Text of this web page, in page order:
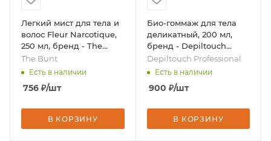
Легкий мист для тела и
волос Fleur Narcotique,
250 мл, бренд - The
Bunt
The Bunt
Есть в наличии
756 ₽/шт
В КОРЗИНУ
Био-гоммаж для тела
деликатный, 200 мл,
бренд - Depiltouch
Professional
Depiltouch Professional
Есть в наличии
900 ₽/шт
В КОРЗИНУ